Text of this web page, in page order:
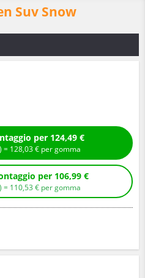
Suv Snow
Compra con montaggio per 124,49 €
) = 128,03€ per gomma
Compra senza montaggio per 106,99 €
) = 110,53 € per gomma